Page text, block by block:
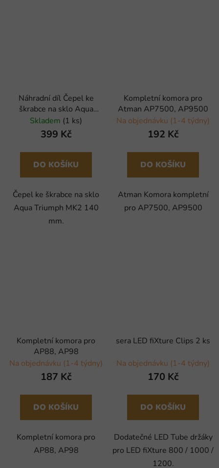
Náhradní díl Čepel ke
škrabce na sklo Aqua
Triumph MK2 140 mm, 5 ks
Skladem (1 ks)
399 Kč
DO KOŠÍKU
Čepel ke škrabce na sklo
Aqua Triumph MK2 140
mm.
Kompletní komora pro
Atman AP7500, AP9500
Na objednávku (1-4 týdny)
192 Kč
DO KOŠÍKU
Atman Komora kompletní
pro AP7500, AP9500
Kompletní komora pro
AP88, AP98
Na objednávku (1-4 týdny)
187 Kč
DO KOŠÍKU
Kompletní komora pro
AP88, AP98
sera LED fiXture Clips 2 ks
Na objednávku (1-4 týdny)
170 Kč
DO KOŠÍKU
Dodatečné LED Tube držáky
pro LED fiXture 800 / 1000 /
1200.